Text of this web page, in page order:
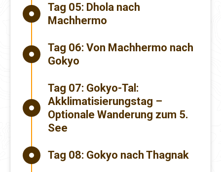
Tag 05: Dhola nach
Machhermo
Tag 06: Von Machhermo nach
Gokyo
Tag 07: Gokyo-Tal:
Akklimatisierungstag –
Optionale Wanderung zum 5.
See
Tag 08: Gokyo nach Thagnak